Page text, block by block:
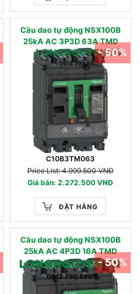
Cầu dao tự động NSX100B
25kA AC 3P3D 63A TMD
C10B3TM063
Price List: 4.999.500 VNĐ
Giá bán: 2.272.500 VNĐ
ĐẶT HÀNG
- 50%
Cầu dao tự động NSX100B
25kA AC 4P3D 16A TMD
- 50%